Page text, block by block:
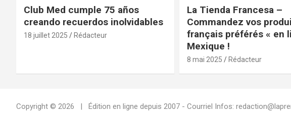
Club Med cumple 75 años
creando recuerdos inolvidables
18 juillet 2025 Rédacteur
La Tienda Francesa –
Commandez vos
français préférés « en
Mexique !
8 mai 2025 Rédacteur
Copyright © 2026 Édition en ligne depuis 2007 - Courriel Infos: